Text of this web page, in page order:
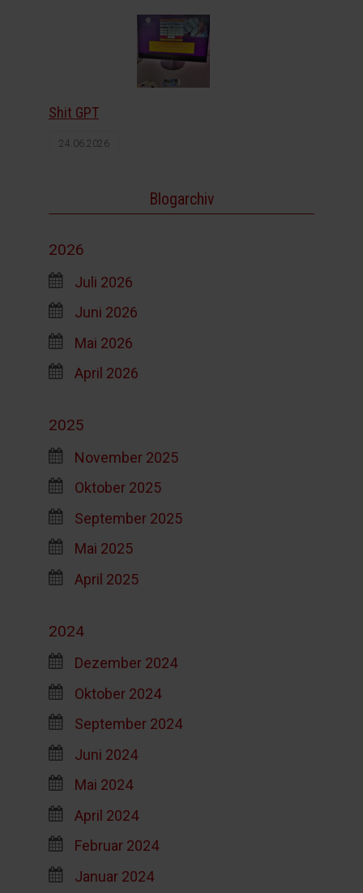
Shit GPT
24.06.2026
Blogarchiv
2026
Juli 2026
Juni 2026
Mai 2026
April 2026
2025
November 2025
Oktober 2025
September 2025
Mai 2025
April 2025
2024
Dezember 2024
Oktober 2024
September 2024
Juni 2024
Mai 2024
April 2024
Februar 2024
Januar 2024